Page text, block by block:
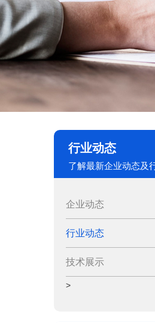
行业动态
了解最新企业动态及
企业动态
行业动态
技术展示
>